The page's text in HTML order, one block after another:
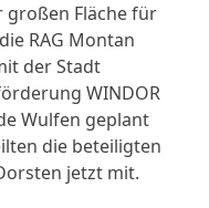
Fläche für
RAG Montan
der Stadt
WINDOR
Wulfen geplant
die beteiligten
jetzt mit.